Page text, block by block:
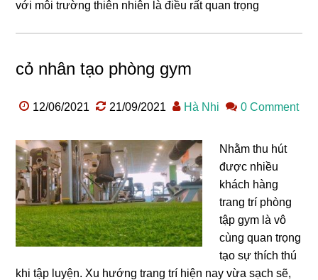
với môi trường thiên nhiên là điều rất quan trọng
cỏ nhân tạo phòng gym
12/06/2021 21/09/2021 Hà Nhi 0 Comment
Nhằm thu hút
được nhiều
khách hàng
trang trí phòng
tập gym là vô
cùng quan trọng
tạo sự thích thú
khi tập luyện. Xu hướng trang trí hiện nay vừa sạch sẽ,